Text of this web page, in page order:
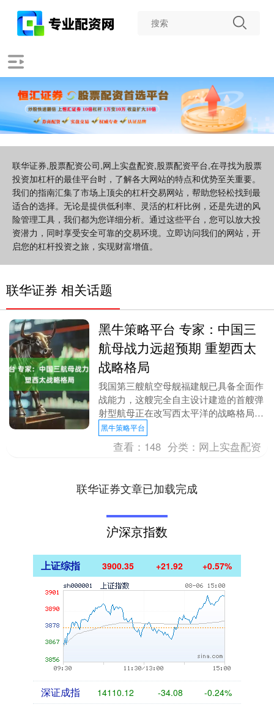
联华证券,股票配资公司,网上实盘配资,股票配资平台,在寻找为股票
投资加杠杆的最佳平台时，了解各大网站的特点和优势至关重要。
我们的指南汇集了市场上顶尖的杠杆交易网站，帮助您轻松找到最
适合的选择。无论是提供低利率、灵活的杠杆比例，还是先进的风
险管理工具，我们都为您详细分析。通过这些平台，您可以放大投
资潜力，同时享受安全可靠的交易环境。立即访问我们的网站，开
启您的杠杆投资之旅，实现财富增值。
联华证券 相关话题
黑牛策略平台 专家：中国三
航母战力远超预期 重塑西太
战略格局
我国第三艘航空母舰福建舰已具备全面作
战能力，这艘完全自主设计建造的首艘弹
射型航母正在改写西太平洋的战略格局。
从2024年5月首次海试到2025年9月完成
关键弹射....
黑牛策略平台
查看： 148 分类： 网上实盘配资
联华证券文章已加载完成
沪深京指数
上证综指 3900.35 +21.92 +0.57%
深证成指 14110.12 -34.08 -0.24%